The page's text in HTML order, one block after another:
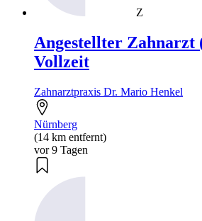
Z
Angestellter Zahnarzt
Vollzeit
Zahnarztpraxis Dr. Mario Henkel
Nürnberg
(14 km entfernt)
vor 9 Tagen